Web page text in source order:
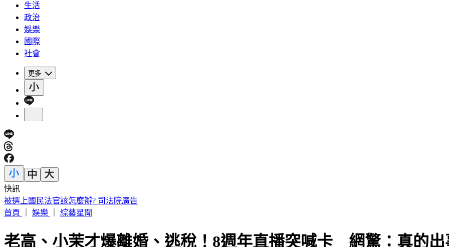
生活
政治
娛樂
國際
社會
更多
快訊
可樂當水喝15年 35歲陸女掉牙罹糖尿病目測60歲
首頁
娛樂 綜藝星聞
老高、小茉才爆離婚、逃稅！8週年直播突喊卡 網驚：真的出